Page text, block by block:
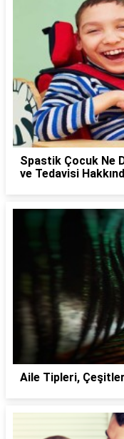
Spastik Çocuk Ne
ve Tedavisi
Aile Tipleri,